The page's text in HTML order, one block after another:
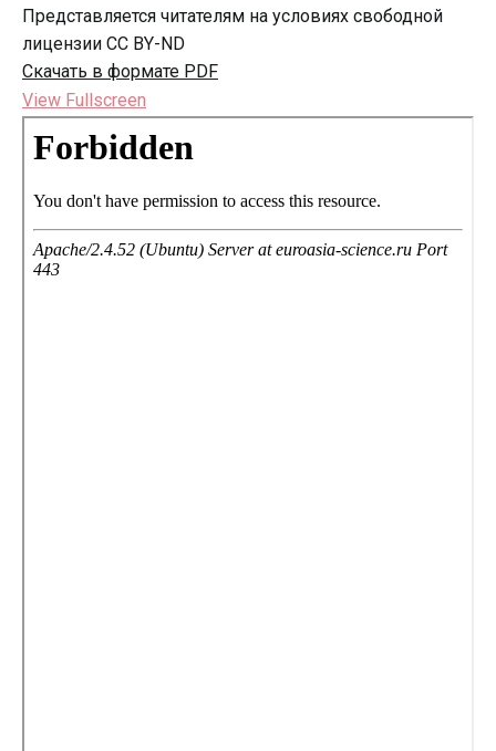
Представляется читателям на условиях свободной
лицензии CC BY-ND
Скачать в формате PDF
View Fullscreen
Перейти
содержимому